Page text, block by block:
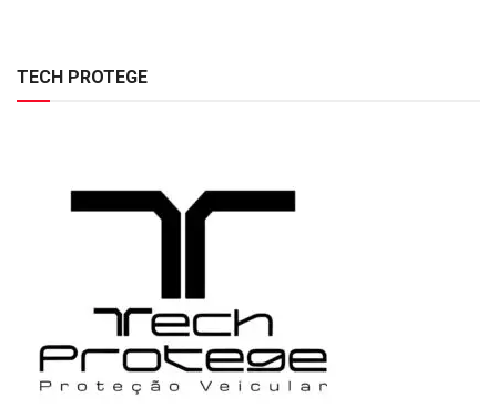
TECH PROTEGE